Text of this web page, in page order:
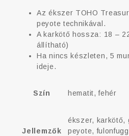
Az ékszer TOHO
peyote technikával.
A karkötő hossza: 18 –
állítható)
Ha nincs készleten, 5
ideje.
Szín hematit, fehér
Jellemzők
ékszer, karkötő,
peyote,